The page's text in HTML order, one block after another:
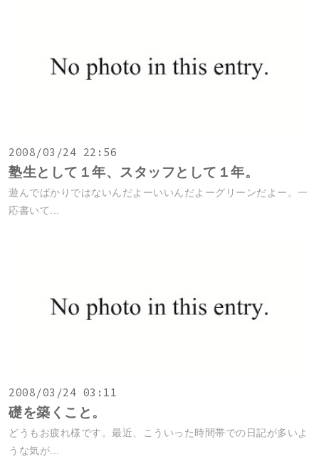
2008/03/24 22:56
塾生として１年、スタッフとして１年。
遊んでばかりではないんだよーいいんだよーグリーンだよー。一
応書いて...
2008/03/24 03:11
礎を築くこと。
どうもお疲れ様です。最近、こういった時間帯での日記が多いよ
うな気が...